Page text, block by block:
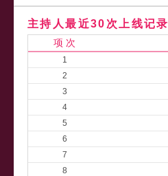
主持人最近30次上线记录
项 次
1
2
3
4
5
6
7
8